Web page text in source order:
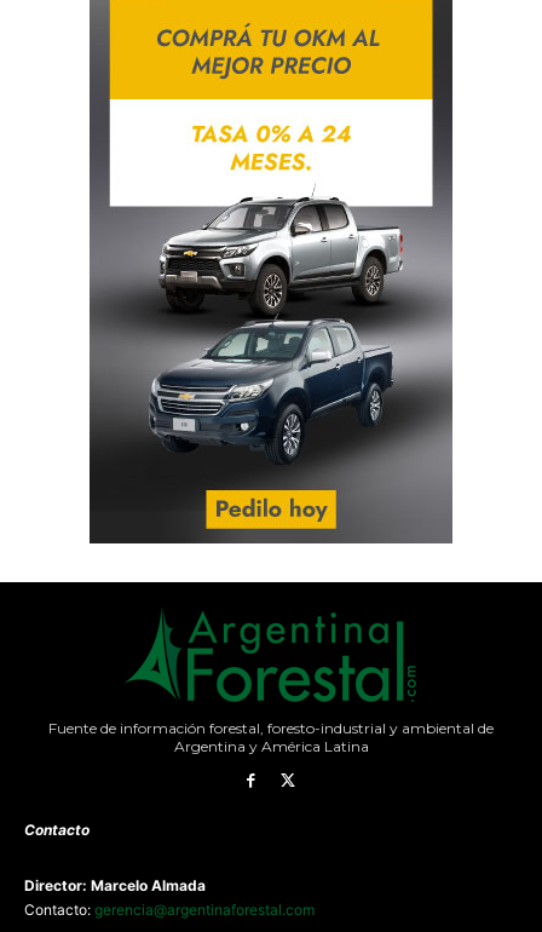
Fuente de información forestal, foresto-industrial y ambiental de
Argentina y América Latina
Contacto
Director: Marcelo Almada
Contacto: gerencia@argentinaforestal.com